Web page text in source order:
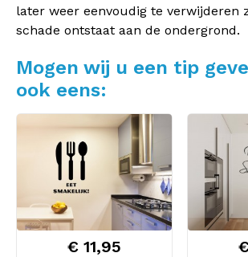
later weer eenvoudig te verwijderen
schade ontstaat aan de ondergrond.
Mogen wij u een tip
ook eens:
€ 11,95